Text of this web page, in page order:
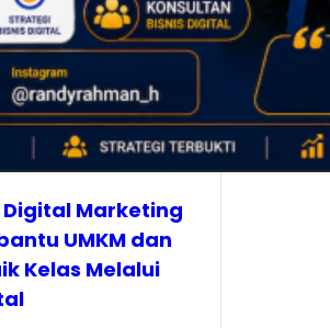
Marketing
UMKM dan
Kelas Melalui